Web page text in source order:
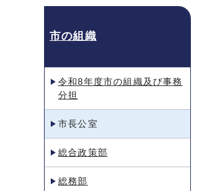
市の組織
令和8年度市の組織及び事務
分担
市長公室
総合政策部
総務部